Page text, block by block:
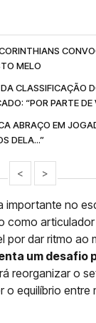
MELO
CLASSIFICAÇÃO
“POR PARTE DE
ABRAÇO EM
DELA...”
< >
importante no
como
por dar ritmo ao
um desafio
reorganizar o
o equilíbrio entre